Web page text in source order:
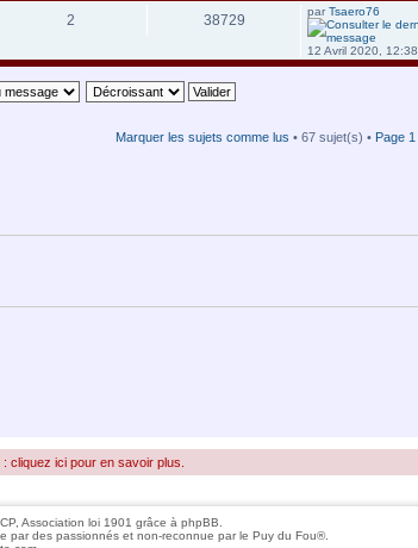
2 38729
par Tsaero76
12 Avril 2020, 12:38
Marquer les sujets comme lus • 67 sujet(s) • Page 1
cliquez ici pour en savoir plus.
Association loi 1901 grâce à phpBB.
par des passionnés et non-reconnue par le Puy du Fou®.